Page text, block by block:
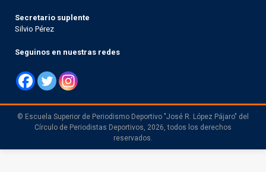
Secretario suplente
Silvio Pérez
Seguinos en nuestras redes
© Escuela Superior de Periodismo Deportivo "José R. López Pájaro" del
Círculo de Periodistas Deportivos, 2026, todos los derechos
reservados.